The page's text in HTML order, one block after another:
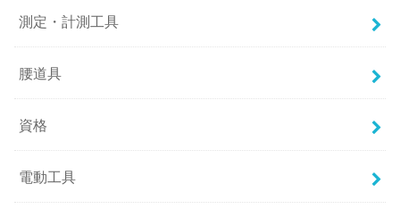
測定・計測工具
腰道具
資格
電動工具